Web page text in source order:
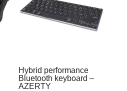
Hybrid performance
Bluetooth keyboard –
AZERTY